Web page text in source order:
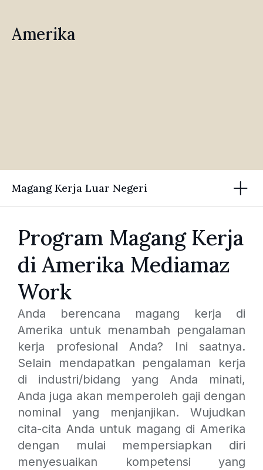
Amerika
Magang Kerja Luar Negeri
Program Magang Kerja
di Amerika Mediamaz
Work
Anda berencana magang kerja di
Amerika untuk menambah pengalaman
kerja profesional Anda? Ini saatnya.
Selain mendapatkan pengalaman kerja
di industri/bidang yang Anda minati,
Anda juga akan memperoleh gaji dengan
nominal yang menjanjikan. Wujudkan
cita-cita Anda untuk magang di Amerika
dengan mulai mempersiapkan diri
menyesuaikan kompetensi yang